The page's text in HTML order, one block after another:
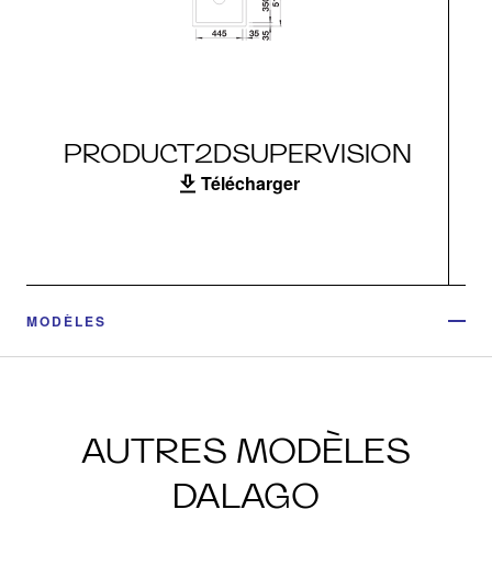
PRODUCT2DSUPERVISION
Télécharger
MODÈLES
AUTRES MODÈLES
DALAGO